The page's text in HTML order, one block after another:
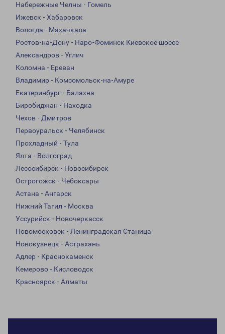
Набережные Челны - Гомель
Ижевск - Хабаровск
Вологда - Махачкала
Ростов-на-Дону - Наро-Фоминск Киевское шоссе
Александров - Углич
Коломна - Ереван
Владимир - Комсомольск-на-Амуре
Екатеринбург - Балахна
Биробиджан - Находка
Чехов - Дмитров
Первоуральск - Челябинск
Прохладный - Тула
Ялта - Волгоград
Лесосибирск - Новосибирск
Острогожск - Чебоксары
Астана - Ангарск
Нижний Тагил - Москва
Уссурийск - Новочеркасск
Новомосковск - Ленинградская Станица
Новокузнецк - Астрахань
Адлер - Краснокаменск
Кемерово - Кисловодск
Красноярск - Алматы